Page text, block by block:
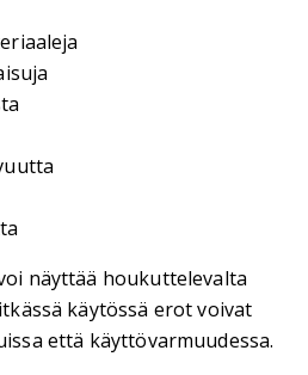
näyttää houkuttelevalta
käytössä erot voivat
että käyttövarmuudessa.